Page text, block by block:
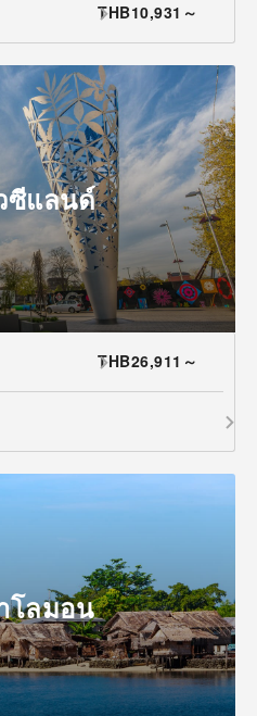
THB10,931～
แลนด์
THB26,911～
ลมอน